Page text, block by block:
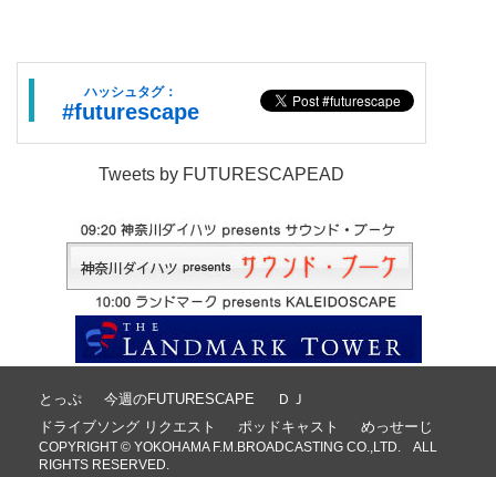
ハッシュタグ：
#futurescape
Tweets by FUTURESCAPEAD
とっぷ 今週のFUTURESCAPE
ＤＪ
ドライブソング リクエスト
ポッドキャスト めっせーじ
COPYRIGHT © YOKOHAMA F.M.BROADCASTING CO.,LTD. ALL
RIGHTS RESERVED.